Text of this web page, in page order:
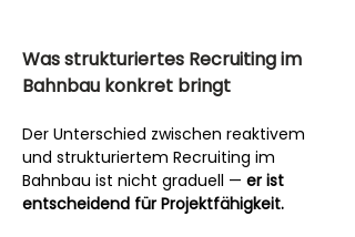
Was strukturiertes Recruiting im
Bahnbau konkret bringt
Der Unterschied zwischen reaktivem
und strukturiertem Recruiting im
Bahnbau ist nicht graduell — er ist
entscheidend für Projektfähigkeit.